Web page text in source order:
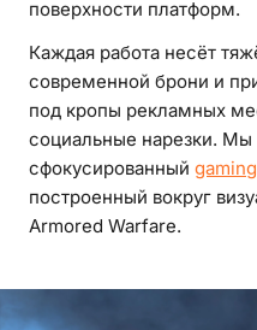
поверхности платформ.
Каждая работа несёт
современной брони и
под кропы рекламных
социальные нарезки. Мы
сфокусированный
построенный вокруг
Armored Warfare.